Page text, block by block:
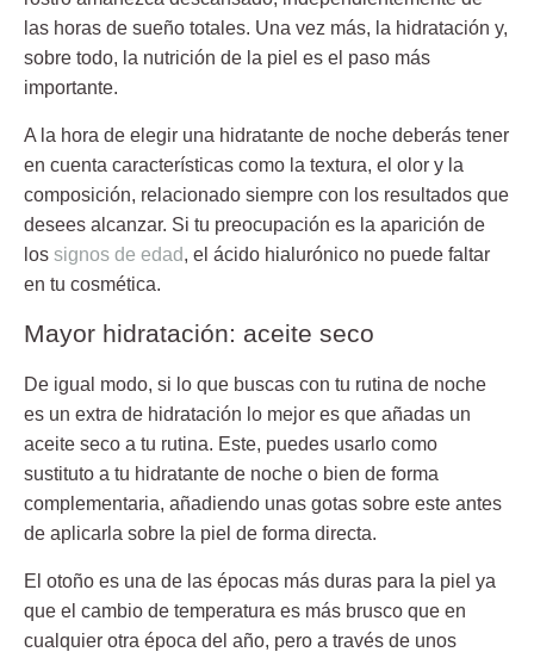
las horas de sueño totales. Una vez más, la hidratación y,
sobre todo, la nutrición de la piel es el paso más
importante.
A la hora de elegir una hidratante de noche deberás tener
en cuenta características como la textura, el olor y la
composición, relacionado siempre con los resultados que
desees alcanzar. Si tu preocupación es la aparición de
los signos de edad, el ácido hialurónico no puede faltar
en tu cosmética.
Mayor hidratación: aceite seco
De igual modo, si lo que buscas con tu rutina de noche
es un extra de hidratación lo mejor es que añadas un
aceite seco a tu rutina. Este, puedes usarlo como
sustituto a tu hidratante de noche o bien de forma
complementaria, añadiendo unas gotas sobre este antes
de aplicarla sobre la piel de forma directa.
El otoño es una de las épocas más duras para la piel ya
que el cambio de temperatura es más brusco que en
cualquier otra época del año, pero a través de unos